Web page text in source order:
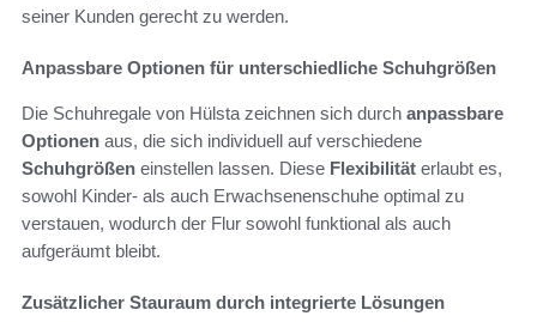
seiner Kunden gerecht zu werden.
Anpassbare Optionen für unterschiedliche Schuhgrößen
Die Schuhregale von Hülsta zeichnen sich durch anpassbare
Optionen aus, die sich individuell auf verschiedene
Schuhgrößen einstellen lassen. Diese Flexibilität erlaubt es,
sowohl Kinder- als auch Erwachsenenschuhe optimal zu
verstauen, wodurch der Flur sowohl funktional als auch
aufgeräumt bleibt.
Zusätzlicher Stauraum durch integrierte Lösungen